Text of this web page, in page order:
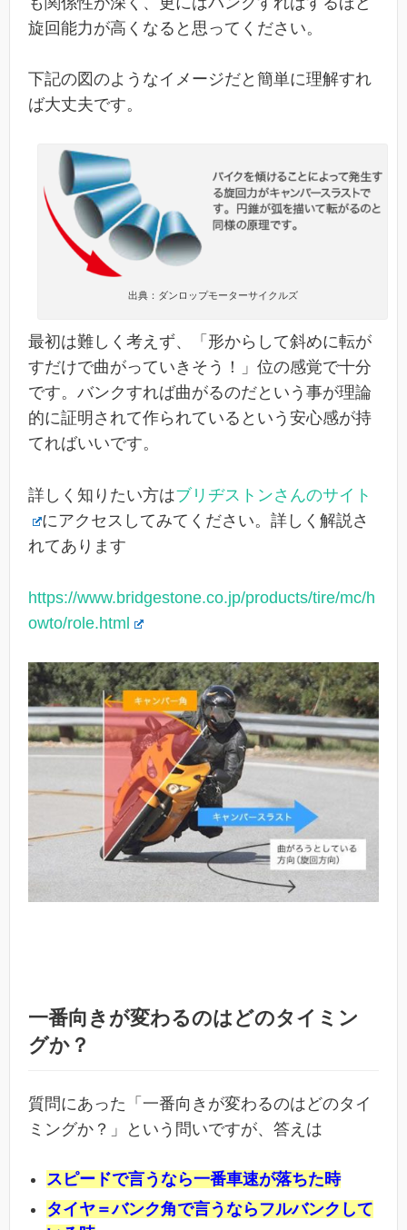
旋回能力が高くなると思ってください。
下記の図のようなイメージだと簡単に理解すれ
ば大丈夫です。
出典：ダンロップモーターサイクルズ
最初は難しく考えず、「形からして斜めに転が
すだけで曲がっていきそう！」位の感覚で十分
です。バンクすれば曲がるのだという事が理論
的に証明されて作られているという安心感が持
てればいいです。
詳しく知りたい方はブリヂストンさんのサイト
にアクセスしてみてください。詳しく解説さ
れてあります
https://www.bridgestone.co.jp/products/tire/mc/h
owto/role.html
一番向きが変わるのはどのタイミン
グか？
質問にあった「一番向きが変わるのはどのタイ
ミングか？」という問いですが、答えは
スピードで言うなら一番車速が落ちた時
タイヤ＝バンク角で言うならフルバンクして